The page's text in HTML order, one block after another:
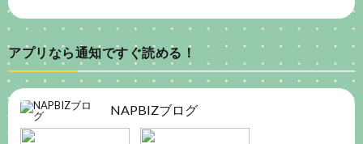
アプリなら通知ですぐ読める！
NAPBIZブログ